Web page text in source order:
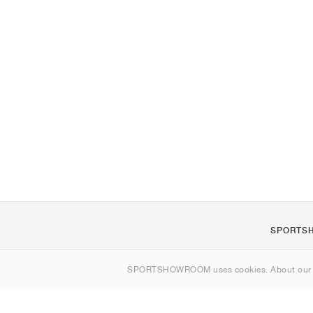
SPORTSHOWROOM uses cookies. About our
Kontakt